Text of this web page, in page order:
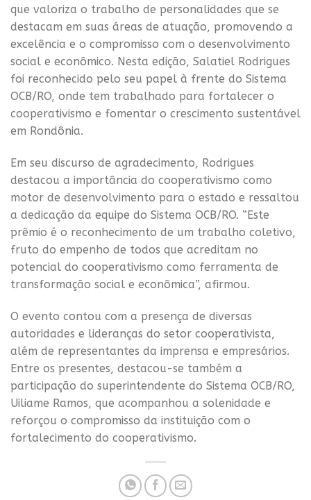
que valoriza o trabalho de personalidades que se
destacam em suas áreas de atuação, promovendo a
excelência e o compromisso com o desenvolvimento
social e econômico. Nesta edição, Salatiel Rodrigues
foi reconhecido pelo seu papel à frente do Sistema
OCB/RO, onde tem trabalhado para fortalecer o
cooperativismo e fomentar o crescimento sustentável
em Rondônia.
Em seu discurso de agradecimento, Rodrigues
destacou a importância do cooperativismo como
motor de desenvolvimento para o estado e ressaltou
a dedicação da equipe do Sistema OCB/RO. “Este
prêmio é o reconhecimento de um trabalho coletivo,
fruto do empenho de todos que acreditam no
potencial do cooperativismo como ferramenta de
transformação social e econômica”, afirmou.
O evento contou com a presença de diversas
autoridades e lideranças do setor cooperativista,
além de representantes da imprensa e empresários.
Entre os presentes, destacou-se também a
participação do superintendente do Sistema OCB/RO,
Uiliame Ramos, que acompanhou a solenidade e
reforçou o compromisso da instituição com o
fortalecimento do cooperativismo.